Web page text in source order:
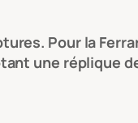
Pour la
une réplique